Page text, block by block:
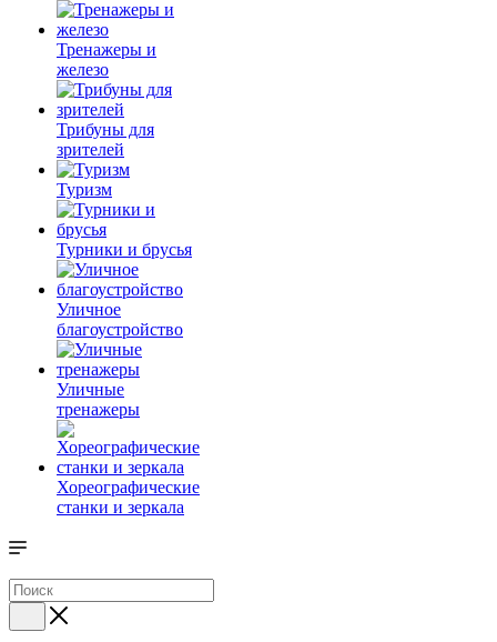
Тренажеры и
железо
Трибуны для
зрителей
Туризм
Турники и брусья
Уличное
благоустройство
Уличные
тренажеры
Хореографические
станки и зеркала